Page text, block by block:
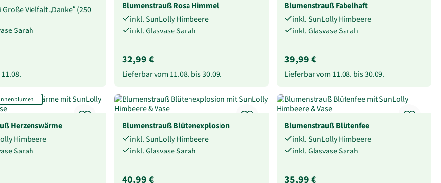
Vielfalt „Danke“ (250
Sarah
11.08.
Blumenstrauß Rosa Himmel
inkl. SunLolly Himbeere
inkl. Glasvase Sarah
32,99 €
Lieferbar vom 11.08. bis30.09.
Blumenstrauß Fabelhaft
inkl. SunLolly Himbeere
inkl. Glasvase Sarah
39,99 €
Lieferbar vom 11.08. bis30.09.
Herzenswärme
Himbeere
Sarah
Blumenstrauß Blütenexplosion
inkl. SunLolly Himbeere
inkl. Glasvase Sarah
40,99 €
Blumenstrauß Blütenfee
inkl. SunLolly Himbeere
inkl. Glasvase Sarah
35,99 €